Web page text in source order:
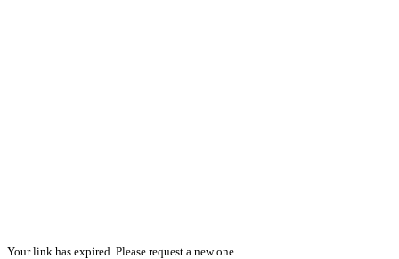
Your link has expired. Please request a new one.